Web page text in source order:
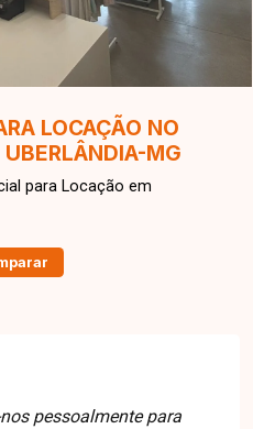
LOCAÇÃO NO
UBERLÂNDIA-MG
para Locação em
pessoalmente para